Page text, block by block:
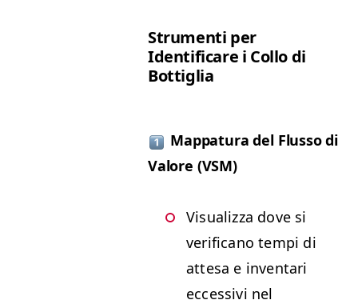
Strumenti per
Identificare i Collo di
Bottiglia
Mappatura del Flusso di
Valore (VSM)
Visualizza dove si
verificano tempi di
attesa e inventari
eccessivi nel